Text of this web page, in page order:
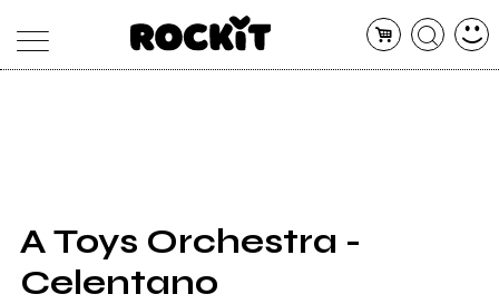
SHOP
RADIO
A Toys Orchestra -
Celentano